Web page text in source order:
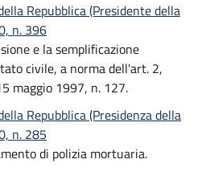
Repubblica (Presidente della
n. 396
e la semplificazione
civile, a norma dell'art. 2,
maggio 1997, n. 127.
Repubblica (Presidenza della
n. 285
di polizia mortuaria.